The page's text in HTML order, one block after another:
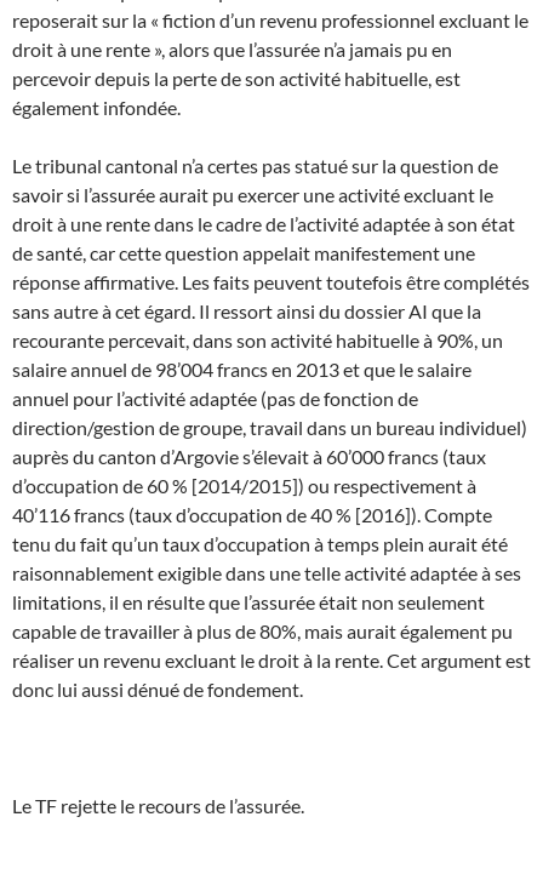
reposerait sur la « fiction d’un revenu professionnel excluant le
droit à une rente », alors que l’assurée n’a jamais pu en
percevoir depuis la perte de son activité habituelle, est
également infondée.
Le tribunal cantonal n’a certes pas statué sur la question de
savoir si l’assurée aurait pu exercer une activité excluant le
droit à une rente dans le cadre de l’activité adaptée à son état
de santé, car cette question appelait manifestement une
réponse affirmative. Les faits peuvent toutefois être complétés
sans autre à cet égard. Il ressort ainsi du dossier AI que la
recourante percevait, dans son activité habituelle à 90%, un
salaire annuel de 98’004 francs en 2013 et que le salaire
annuel pour l’activité adaptée (pas de fonction de
direction/gestion de groupe, travail dans un bureau individuel)
auprès du canton d’Argovie s’élevait à 60’000 francs (taux
d’occupation de 60 % [2014/2015]) ou respectivement à
40’116 francs (taux d’occupation de 40 % [2016]). Compte
tenu du fait qu’un taux d’occupation à temps plein aurait été
raisonnablement exigible dans une telle activité adaptée à ses
limitations, il en résulte que l’assurée était non seulement
capable de travailler à plus de 80%, mais aurait également pu
réaliser un revenu excluant le droit à la rente. Cet argument est
donc lui aussi dénué de fondement.
Le TF rejette le recours de l’assurée.